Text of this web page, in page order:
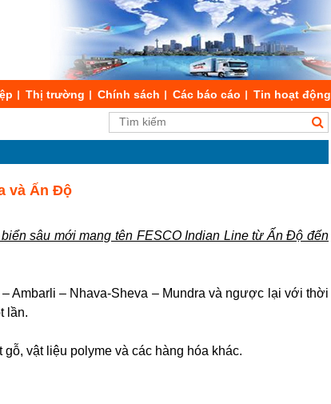
Thị trường Chính sách Các báo cáo Tin hoạt động
và Ấn Độ
sâu mới mang tên FESCO Indian Line từ Ấn Độ đến
Ambarli – Nhava-Sheva – Mundra và ngược lại với thời
lần.
vật liệu polyme và các hàng hóa khác.